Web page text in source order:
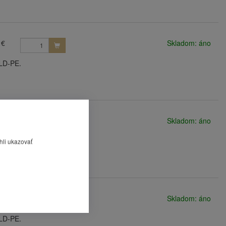
Skladom: áno
PE.
Skladom: áno
PE.
Skladom: áno
PE.
ukazovať